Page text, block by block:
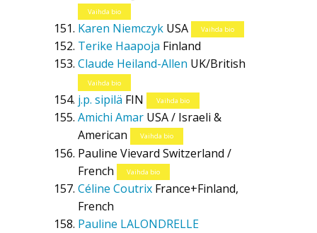
Vaihda bio
Karen Niemczyk USA Vaihda bio
Terike Haapoja Finland
Claude Heiland-Allen UK/British
Vaihda bio
j.p. sipilä FIN Vaihda bio
Amichi Amar USA / Israeli &
American
Vaihda bio
Pauline Vievard Switzerland /
French
Vaihda bio
Céline Coutrix France+Finland,
French
Pauline LALONDRELLE